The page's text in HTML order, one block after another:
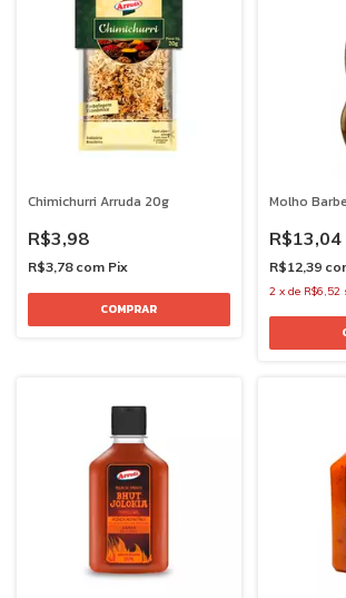
Chimichurri Arruda 20g
R$3,98
R$3,78 com Pix
Molho
R$13,04
R$12,39
2 x de R$6,52